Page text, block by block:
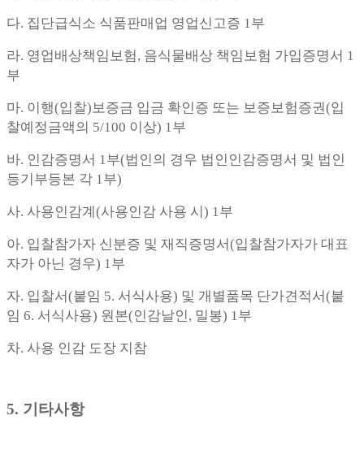
다. 집단급식소 식품판매업 영업신고증 1부
라. 영업배상책임보험, 음식물배상 책임보험 가입증명서 1
부
마. 이행(입찰)보증금 입금 확인증 또는 보증보험증권(입
찰예정금액의 5/100 이상) 1부
바. 인감증명서 1부(법인의 경우 법인인감증명서 및 법인
등기부등본 각 1부)
사. 사용인감계(사용인감 사용 시) 1부
아. 입찰참가자 신분증 및 재직증명서(입찰참가자가 대표
자가 아닌 경우) 1부
자. 입찰서(붙임 5. 서식사용) 및 개별품목 단가견적서(붙
임 6. 서식사용) 원본(인감날인, 밀봉) 1부
차. 사용 인감 도장 지참
5. 기타사항